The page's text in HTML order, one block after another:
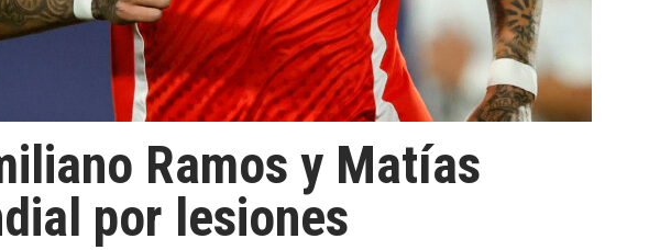
Ramos y Matías
por lesiones